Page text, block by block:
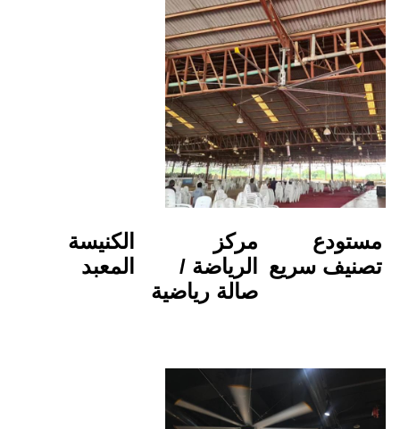
مركز
الرياضة /
الكنيسة
المعبد